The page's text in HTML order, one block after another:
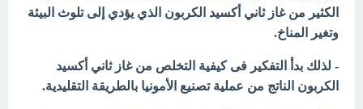
الكثير من غاز ثاني أكسيد الكربون الذي يؤدي إلى تلوث البيئة
وتغير المناخ.
- لذلك بدأ التفكير فى كيفية التخلص من غاز ثاني أكسيد
الكربون الناتج من عملية تصنيع الأمونيا بالطريقة التقليدية.